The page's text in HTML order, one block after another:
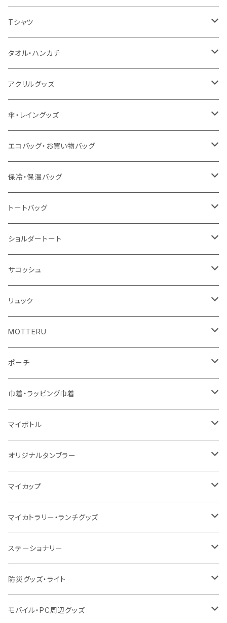
扇風機
うちわ
猛暑グッズ
冷感グッズ
Tシャツ
カスタムプリントTシャツ（国内プリント）
イージーオーダーTシャツ（海外生産）
タオル・ハンカチ
名入れタオル
今治タオル
泉州おくばりタオル
冷感タオル
ハンカチ
アクリルグッズ
キーホルダー
スタンド
バッジ
ライティングスタンド
アクリル雑貨
傘・レイングッズ
傘
ポンチョ
エコバッグ・お買い物バッグ
ポリエステル
フェアトレードコットン
ジュートコットン
キャンパス
不織布
コットン
保冷・保温バッグ
キャンパス
デニム
ポリエステル
不織布
トートバッグ
オーガニックコットン
シーチング
10oz
フェアトレードコットン
コットンリネン
ジュートコットン
再生ファブリック
コットン
5oz
シーチング
キャンパス
8oz
10oz
デニム・デニムライク
ポリエステル
再生不織布
不織布
保冷
スウェット
ショルダートート
オーガニックコットン
コットンリネン
再生ファブリック
5oz
10oz
コットン
シーチング
キャンパス
10oz
12oz
デニム
ポリエステル
不織布
保冷
サコッシュ
オーガニックコットン
フェアトレードコットン
ジュートコットン
再生ファブリック
5oz
コットン
5oz
キャンパス
ポリエステル
不織布
リュック
コットン
5oz
デニム
ポリエステル
不織布
スウェット
MOTTERU
お買い物バッグ
ボトル
タンブラー
ランチグッズ
ハンカチ
傘
ポーチ
オーガニックコットン
フェアトレードコットン
再生ファブリック
キャンパス
デニム・デニムライク
ポリエステル
不織布
保冷
巾着・ラッピング巾着
コットン
オーガニックコットン
再生ファブリック
フェアトレードコットン
デニム・デニムライク
ポリエステル
リネン
マイボトル
ステンレスサーモ
ステンレス
アルミ
クリアボトル
カスタムデザインボトル
オリジナルタンブラー
サーモタンブラー
ステンレス2層タンブラー
プラスチック2層タンブラー
アルミタンブラー
バンブータンブラー
マイカップ
サーモ
ステンレス
バンブー
コーヒー配合
マイカトラリー・ランチグッズ
カトラリー
フードポット
コースター
ステーショナリー
単色ボールペン
多機能ペン
防災グッズ・ライト
防災セット
モバイル・PC周辺グッズ